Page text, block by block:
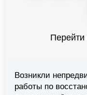
Перейти
Возникли
работы по